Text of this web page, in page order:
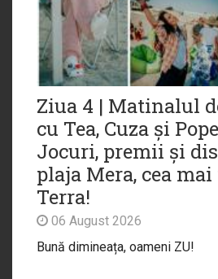
Ziua 4 | Matinalul
cu Tea, Cuza și
Jocuri, premii și
plaja Mera, cea mai
Terra!
06 August 2026
Bună dimineața, oameni ZU!